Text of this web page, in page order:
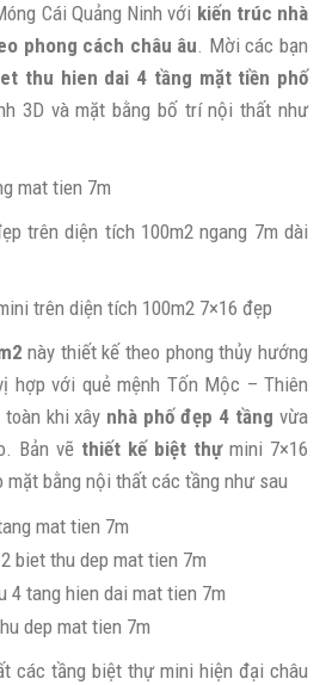
Cái Quảng Ninh với kiến trúc nhà
phong cách châu âu. Mời các bạn
thu hien dai 4 tầng mặt tiền phố
3D và mặt bằng bố trí nội thất như
trên diện tích 100m2 ngang 7m dài
trên diện tích 100m2 7×16 đẹp
này thiết kế theo phong thủy hướng
hợp với quẻ mệnh Tốn Mộc – Thiên
khi xây nhà phố đẹp 4 tầng vừa
Bản vẽ thiết kế biệt thựmini 7×16
mặt bằng nội thất các tầng như sau
các tầng biệt thự mini hiện đại châu